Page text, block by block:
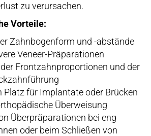
zu verursachen.
Vorteile:
Zahnbogenform und -abstände
Veneer-Präparationen
Frontzahnproportionen und der
Platz für Implantate oder Brücken
Überweisung
Überpräparationen bei eng
oder beim Schließen von